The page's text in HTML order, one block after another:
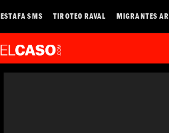
ESTAFA SMS TIROTEO RAVAL MIGRANTES